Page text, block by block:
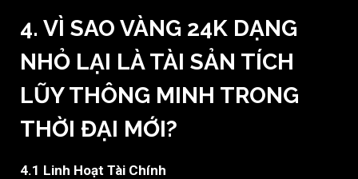
4. VÌ SAO VÀNG 24K DẠNG
NHỎ LẠI LÀ TÀI SẢN TÍCH
LŨY THÔNG MINH TRONG
THỜI ĐẠI MỚI?
4.1 Linh Hoạt Tài Chính